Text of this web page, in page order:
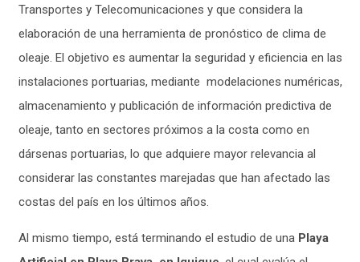
Transportes y Telecomunicaciones y que considera la
elaboración de una herramienta de pronóstico de clima de
oleaje. El objetivo es aumentar la seguridad y eficiencia en las
instalaciones portuarias, mediante modelaciones numéricas,
almacenamiento y publicación de información predictiva de
oleaje, tanto en sectores próximos a la costa como en
dársenas portuarias, lo que adquiere mayor relevancia al
considerar las constantes marejadas que han afectado las
costas del país en los últimos años.
Al mismo tiempo, está terminando el estudio de una Playa